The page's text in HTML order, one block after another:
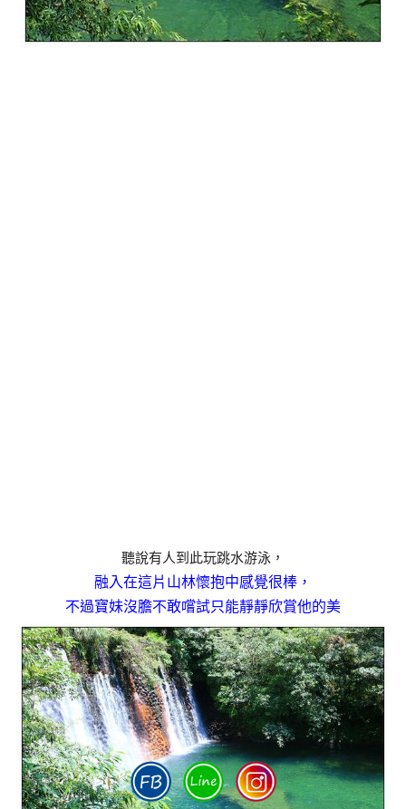
聽說有人到此玩跳水游泳，
融入在這片山林懷抱中感覺很棒，
不過寶妹沒膽不敢嚐試只能靜靜欣賞他的美